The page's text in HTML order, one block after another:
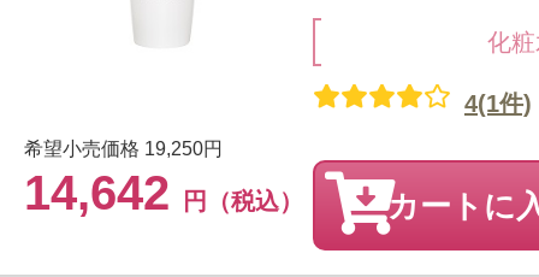
化
希望小売価格 19,250円
14,642 円（税込）
4(1件)
カートに